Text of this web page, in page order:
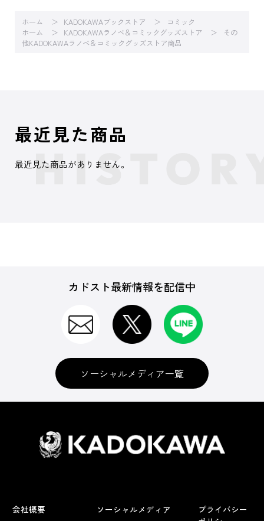
ホーム KADOKAWAブックストア
コミック
ホーム
KADOKAWAラノベ＆コミックグッズストア
その
他KADOKAWAラノベ＆コミックグッズストア商品
最近見た商品
最近見た商品がありません。
カドスト最新情報を配信中
ソーシャルメディア一覧
会社概要 ソーシャルメディア
プライバシー